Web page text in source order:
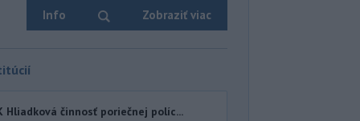
Info Zobraziť viac
Hliadková činnosť poriečnej políc...